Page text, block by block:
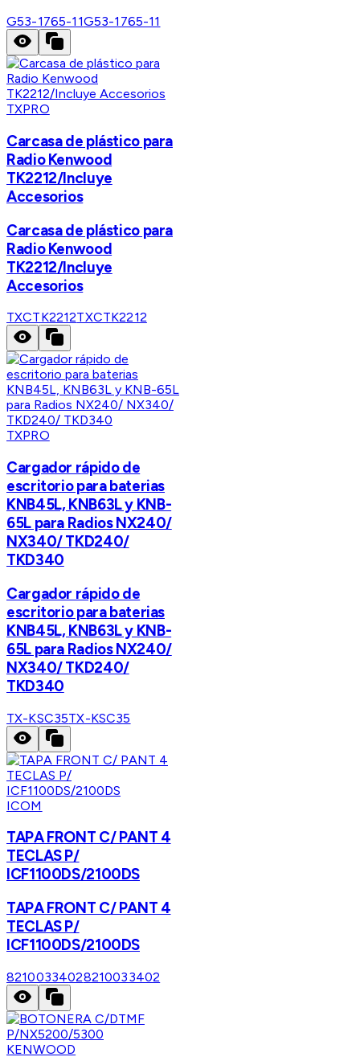
G53-1765-11G53-1765-11
TXPRO
Carcasa de plástico para
Radio Kenwood
TK2212/Incluye
Accesorios
Carcasa de plástico para
Radio Kenwood
TK2212/Incluye
Accesorios
TXCTK2212TXCTK2212
TXPRO
Cargador rápido de
escritorio para baterias
KNB45L, KNB63L y KNB-
65L para Radios NX240/
NX340/ TKD240/
TKD340
Cargador rápido de
escritorio para baterias
KNB45L, KNB63L y KNB-
65L para Radios NX240/
NX340/ TKD240/
TKD340
TX-KSC35TX-KSC35
ICOM
TAPA FRONT C/ PANT 4
TECLAS P/
ICF1100DS/2100DS
TAPA FRONT C/ PANT 4
TECLAS P/
ICF1100DS/2100DS
82100334028210033402
KENWOOD